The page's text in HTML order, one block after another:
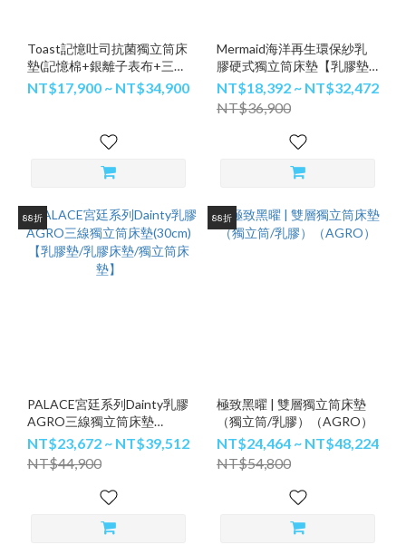
Toast記憶吐司抗菌獨立筒床
墊(記憶棉+銀離子表布+三段
彈簧+泡棉護框)【獨立筒床
墊/獨立筒床墊推薦/記憶床
NT$17,900 ~ NT$34,900
Mermaid海洋再生環保紗乳
膠硬式獨立筒床墊【乳膠墊/
乳膠床墊/獨立筒床墊】
NT$18,392 ~ NT$32,472
NT$36,900
88折
PALACE宮廷系列Dainty乳膠
AGRO三線獨立筒床墊
(30cm)【乳膠墊/乳膠床墊/獨
立筒床墊】
NT$23,672 ~ NT$39,512
NT$44,900
88折
極致黑曜 | 雙層獨立筒床墊
（獨立筒/乳膠）（AGRO）
NT$24,464 ~ NT$48,224
NT$54,800